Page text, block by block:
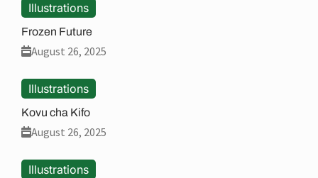
Illustrations
Frozen Future
August 26, 2025
Illustrations
Kovu cha Kifo
August 26, 2025
Illustrations